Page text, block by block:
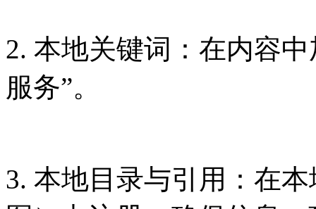
2. 本地关键词：在内容
服务”。
3. 本地目录与引用：在